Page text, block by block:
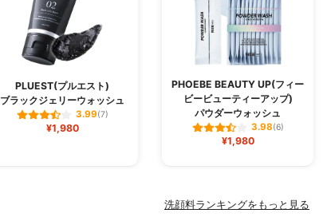
PLUEST(プルエスト)
ブラックジェリーウォッシュ
3.99(7)
¥1,980
PHOEBE BEAUTY UP(フィー
ビービューティーアップ)
パウダーウォッシュ
3.98(6)
¥1,980
洗顔料ランキングをもっと見る